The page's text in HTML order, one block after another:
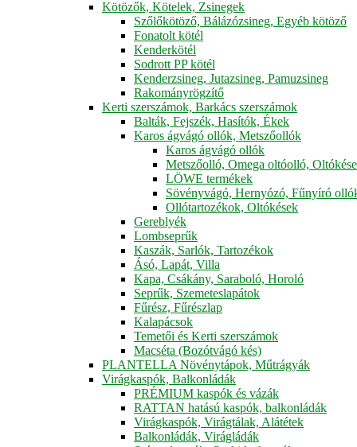
Kötözők, Kötelek, Zsinegek
Szőlőkötöző, Bálázózsineg, Egyéb kötöző
Fonatolt kötél
Kenderkötél
Sodrott PP kötél
Kenderzsineg, Jutazsineg, Pamuzsineg
Rakományrögzítő
Kerti szerszámok, Barkács szerszámok
Balták, Fejszék, Hasítók, Ékek
Karos ágvágó ollók, Metszőollók
Karos ágvágó ollók
Metszőolló, Omega oltóolló,
LÖWE termékek
Sövényvágó, Hernyózó, Fűnyíró
Ollótartozékok, Oltókések
Gereblyék
Lombseprűk
Kaszák, Sarlók, Tartozékok
Ásó, Lapát, Villa
Kapa, Csákány, Saraboló, Horoló
Seprűk, Szemeteslapátok
Fűrész, Fűrészlap
Kalapácsok
Temetői és Kerti szerszámok
Macséta (Bozótvágó kés)
PLANTELLA Növénytápok, Műtrágyák
Virágkaspók, Balkonládák
PRÉMIUM kaspók és vázák
RATTAN hatású kaspók, balkonládák
Virágkaspók, Virágtálak, Alátétek
Balkonládák, Virágládák